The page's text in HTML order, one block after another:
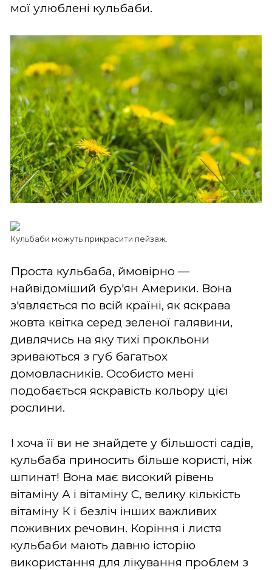
мої улюблені кульбаби.
Кульбаби можуть прикрасити пейзаж.
Проста кульбаба, ймовірно —
найвідоміший бур'ян Америки. Вона
з'являється по всій країні, як яскрава
жовта квітка серед зеленої галявини,
дивлячись на яку тихі прокльони
зриваються з губ багатьох
домовласників. Особисто мені
подобається яскравість кольору цієї
рослини.
І хоча її ви не знайдете у більшості садів,
кульбаба приносить більше користі, ніж
шпинат! Вона має високий рівень
вітаміну А і вітаміну С, велику кількість
вітаміну К і безліч інших важливих
поживних речовин. Коріння і листя
кульбаби мають давню історію
використання для лікування проблем з